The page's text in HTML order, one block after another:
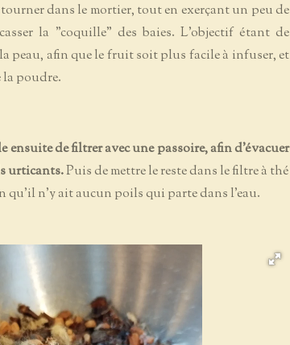
dans le mortier, tout en exerçant un peu de
la "coquille" des baies. L’objectif étant de
peau, afin que le fruit soit plus facile à infuser, et
la poudre.
ensuite de filtrer avec une passoire, afin d'évacuer
urticants.Puis de mettre le reste dans le filtre à thé
qu'il n'y ait aucun poils qui parte dans l'eau.